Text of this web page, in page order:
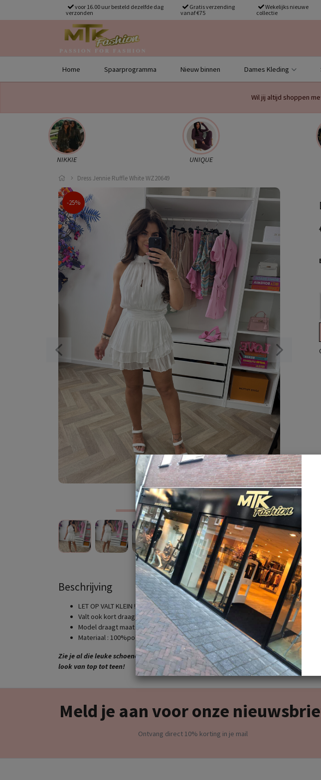
voor 16.00 uur besteld dezelfde dag
verzonden
Gratis verzending
vanaf €75
Wekelijks nieuwe
collectie
Home Spaarprogramma Nieuw binnen Dames Kleding
Wil jij altijd shoppen
NIKKIE UNIQUE
Dress Jennie Ruffle White WZ20649
-25%
Beschrijving
LET OP VALT KLEIN ! Maat S/M valt als XS/S , maat M/L valt als S/M
Valt ook kort draagbaar tot max lengte 1.65
Model draagt maat M/L en is 1.65cm lang
Materiaal : 100%polyester
Zie je al die leuke schoenen , tassen en riemen ? Ook dit shop je allemaal bij ons dus
look van top tot teen!
Meld je aan voor onze
Ontvang direct 10% korting in je mail